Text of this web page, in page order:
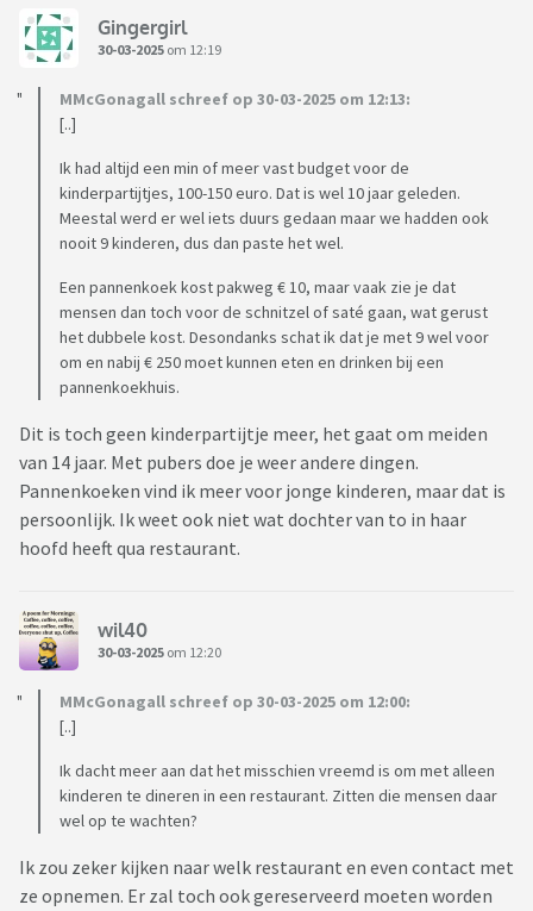
Gingergirl
30-03-2025 om 12:19
MMcGonagall schreef op 30-03-2025 om 12:13:
[..]
Ik had altijd een min of meer vast budget voor de
kinderpartijtjes, 100-150 euro. Dat is wel 10 jaar geleden.
Meestal werd er wel iets duurs gedaan maar we hadden ook
nooit 9 kinderen, dus dan paste het wel.
Een pannenkoek kost pakweg € 10, maar vaak zie je dat
mensen dan toch voor de schnitzel of saté gaan, wat gerust
het dubbele kost. Desondanks schat ik dat je met 9 wel voor
om en nabij € 250 moet kunnen eten en drinken bij een
pannenkoekhuis.
Dit is toch geen kinderpartijtje meer, het gaat om meiden
van 14 jaar. Met pubers doe je weer andere dingen.
Pannenkoeken vind ik meer voor jonge kinderen, maar dat is
persoonlijk. Ik weet ook niet wat dochter van to in haar
hoofd heeft qua restaurant.
wil40
30-03-2025 om 12:20
MMcGonagall schreef op 30-03-2025 om 12:00:
[..]
Ik dacht meer aan dat het misschien vreemd is om met alleen
kinderen te dineren in een restaurant. Zitten die mensen daar
wel op te wachten?
Ik zou zeker kijken naar welk restaurant en even contact met
ze opnemen. Er zal toch ook gereserveerd moeten worden